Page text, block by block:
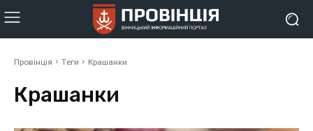
Провінція Теги Крашанки
Крашанки